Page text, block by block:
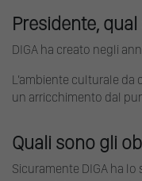
Presidente,
DIGA ha creato negli
L’ambiente culturale
un arricchimento dal
Quali sono gli
Sicuramente DIGA ha